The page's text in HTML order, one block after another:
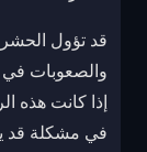
قد تؤول
والصعوبات في
إذا كانت هذه
في مشكلة قد